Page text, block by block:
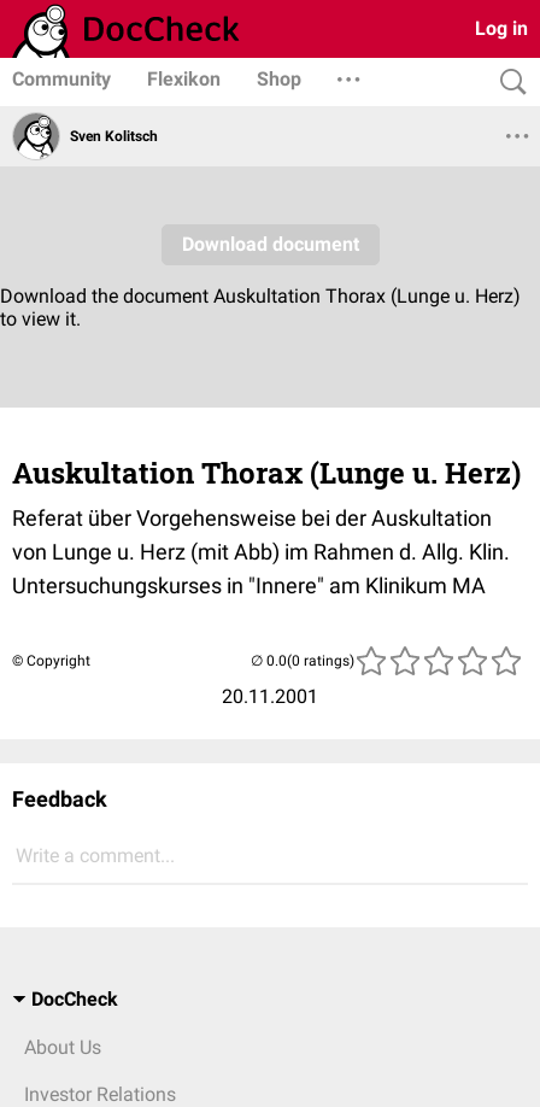
Log in
Community Flexikon Shop
Sven Kolitsch
Auskultation Thorax (Lunge u. Herz)
Referat über Vorgehensweise bei der Auskultation
von Lunge u. Herz (mit Abb) im Rahmen d. Allg. Klin.
Untersuchungskurses in "Innere" am Klinikum MA
© Copyright
20.11.2001
(0 ratings)
Feedback
Write a comment...
DocCheck
About Us
Investor Relations